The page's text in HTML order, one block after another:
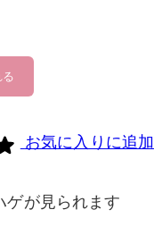
る
お気に入りに追加
ゲが見られます